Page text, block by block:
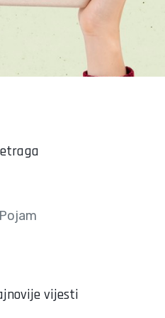
vijesti